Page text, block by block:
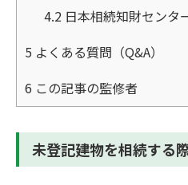
4.2 日本相続知財センタ
5 よくある質問（Q&A）
6 この記事の監修者
未登記建物を相続する